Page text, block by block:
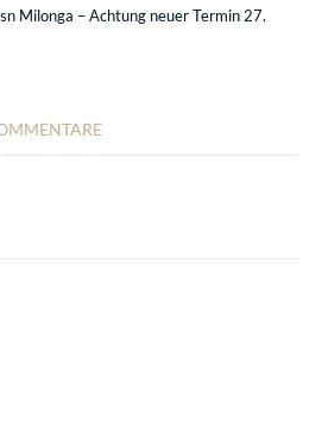
Milonga – Achtung neuer Termin 27.